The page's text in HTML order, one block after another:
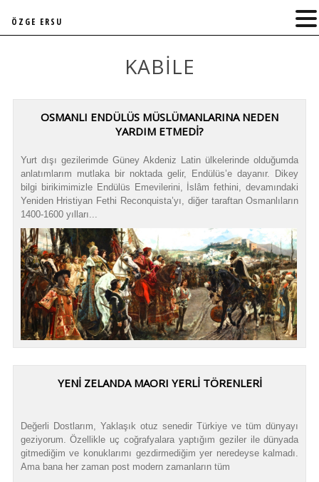
KABILE
OSMANLI ENDÜLÜS MÜSLÜMANLARINA NEDEN
YARDIM ETMEDİ?
Yurt dışı gezilerimde Güney Akdeniz Latin ülkelerinde olduğumda
anlatımlarım mutlaka bir noktada gelir, Endülüs’e dayanır. Dikey
bilgi birikimimizle Endülüs Emevilerini, İslâm fethini, devamındaki
Yeniden Hristiyan Fethi Reconquista’yı, diğer taraftan Osmanlıların
1400-1600 yılları...
YENİ ZELANDA MAORI YERLİ TÖRENLERİ
Değerli Dostlarım, Yaklaşık otuz senedir Türkiye ve tüm dünyayı
geziyorum. Özellikle uç coğrafyalara yaptığım geziler ile dünyada
gitmediğim ve konuklarımı gezdirmediğim yer neredeyse kalmadı.
Ama bana her zaman post modern zamanların tüm
ÖZGE ERSU